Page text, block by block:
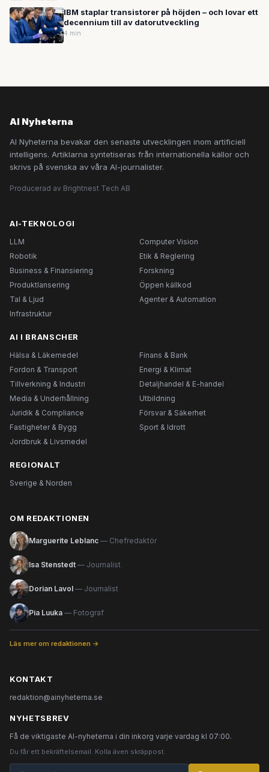
IBM staplar transistorer på höjden – och lovar ett
decennium till av datorutveckling
4 min
AI Nyheterna
AI Nyheterna bevakar den senaste utvecklingen inom artificiell
intelligens. Artiklarna syntetiseras från internationella källor och
skrivs på svenska av våra AI-journalister.
Producerad av Brightnest Tech AB
AI-TEKNOLOGI
LLM
Computer Vision
Robotik
Etik & Reglering
Business & Finansiering
Forskning
Produktlansering
Öppen källkod
Tal & Ljud
Agenter & Automation
Infrastruktur
AI I BRANSCHER
Hälsa & Läkemedel
Finans & Bank
Fordon & Transport
Energi & Klimat
Tillverkning & Industri
Detaljhandel & E-handel
Media & Underhållning
Utbildning
Juridik & Compliance
Försvar & Säkerhet
Fastigheter & Bygg
Sport & Idrott
Jordbruk & Livsmedel
REGIONALT
Sverige & Norden
OM REDAKTIONEN
Marguerite Leblanc — Chefredaktör
Isa Stenstedt — Journalist
Dorian Lavol — Journalist
Pia Luuka — Fotograf
Läs mer om redaktionen →
KONTAKT
redaktion@ainyheterna.se
NYHETSBREV
Få de viktigaste AI-nyheterna i din inkorg varje vardag kl 07:00.
Du får ett bekräftelsemail. Kolla även skräppost.